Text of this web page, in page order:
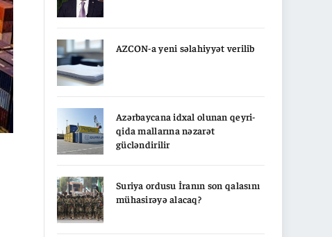
AZCON-a yeni səlahiyyət verilib
Azərbaycana idxal olunan qeyri-
qida mallarına nəzarət
gücləndirilir
Suriya ordusu İranın son qalasını
mühasirəyə alacaq?